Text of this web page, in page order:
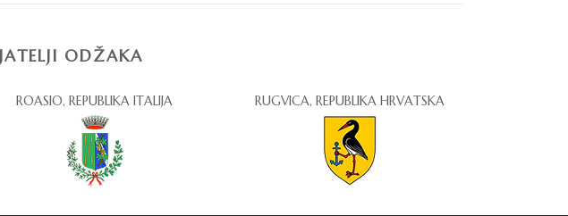
ODŽAKA
ROASIO, REPUBLIKA ITALIJA RUGVICA, REPUBLIKA HRVATSKA